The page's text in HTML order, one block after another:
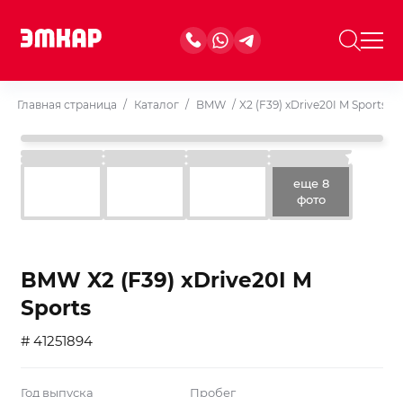
Главная страница / Каталог / BMW / X2 (F39) xDrive20I M Sports
еще 8
фото
BMW X2 (F39) xDrive20I M
Sports
# 41251894
Год выпуска
Пробег